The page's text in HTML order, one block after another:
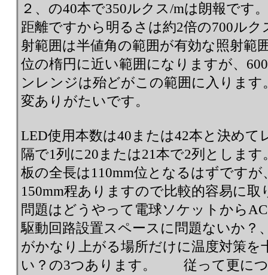
２、の40本で350ルクス/mは朗報で
距離ですから明るさは約2倍の700ル
射範囲は半値角の範囲が有効な照射範
位の楕円に近い範囲になりますが、
ンレンジは殆どがこの範囲に入りま
変ありがたいです。
LED使用本数は40または42本と決めて
隔で1列に20または21本で2列としま
板の全長は110mm位となるはずです
150mm程ありますので比較的容易に
問題はどうやって電球ソケットから
駆動回路設置スペースに問題ないか？
がかなり上がる場所だけに温度対策
い？の3つあります。 従って更につ